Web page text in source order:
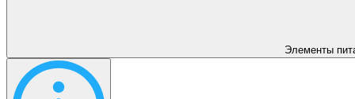
Элементы